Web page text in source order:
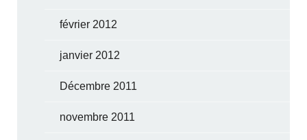
février 2012
janvier 2012
Décembre 2011
novembre 2011